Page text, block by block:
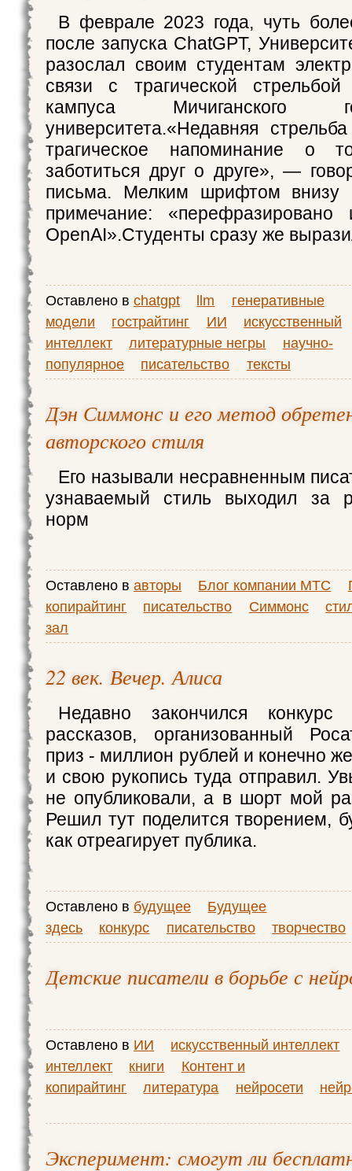
В феврале 2023 года, чуть
после запуска ChatGPT,
разослал своим студентам
связи с трагической
кампуса Мичиганского
университета.«Недавняя
трагическое напоминание о
заботиться друг о друге», —
письма. Мелким шрифтом внизу
примечание:
OpenAI».Студенты сразу же
Оставлено в chatgpt llm
генеративные
модели
гострайтинг ИИ
искусственный
интеллект
литературные негры
научно-
популярное
писательство тексты
Дэн Симмонс и его метод
авторского стиля
Его называли несравненным
узнаваемый стиль выходил за
норм
Оставлено в авторы Блог компании МТС
копирайтинг
писательство Симмонс
зал
22 век. Вечер. Алиса
Недавно закончился конкурс
рассказов, организованный
приз - миллион рублей и конечно
и свою рукопись туда отправил.
не опубликовали, а в шорт мой
Решил тут поделится творением,
как отреагирует публика.
Оставлено в будущее
Будущее
здесь
конкурс писательство творчество
Детские писатели в борьбе с
Оставлено в ИИ
искусственный интеллект
интеллект
книги
Контент и
копирайтинг
литература нейросети
Эксперимент: смогут ли